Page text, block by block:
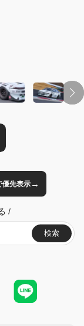
先表示→
/
検索